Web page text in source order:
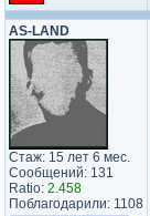
AS-LAND
Стаж: 15 лет 6 мес.
Сообщений: 131
Ratio: 2.458
Поблагодарили: 1108